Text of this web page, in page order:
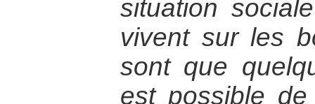
situation
vivent sur les
sont que
est possible